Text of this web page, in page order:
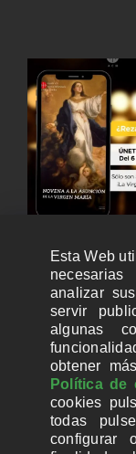
Esta Web
analizar
servir
algunas
obtener
Política de
cookies
todas
configurar